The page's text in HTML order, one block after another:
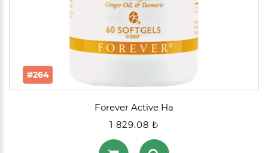
#264
Forever Active Ha
1 829.08 ₺